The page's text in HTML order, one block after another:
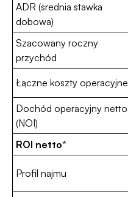
ADR (średnia stawka
dobowa)
Szacowany roczny
przychód
Łączne koszty operacyjne
Dochód operacyjny netto
(NOI)
ROI netto*
Profil najmu